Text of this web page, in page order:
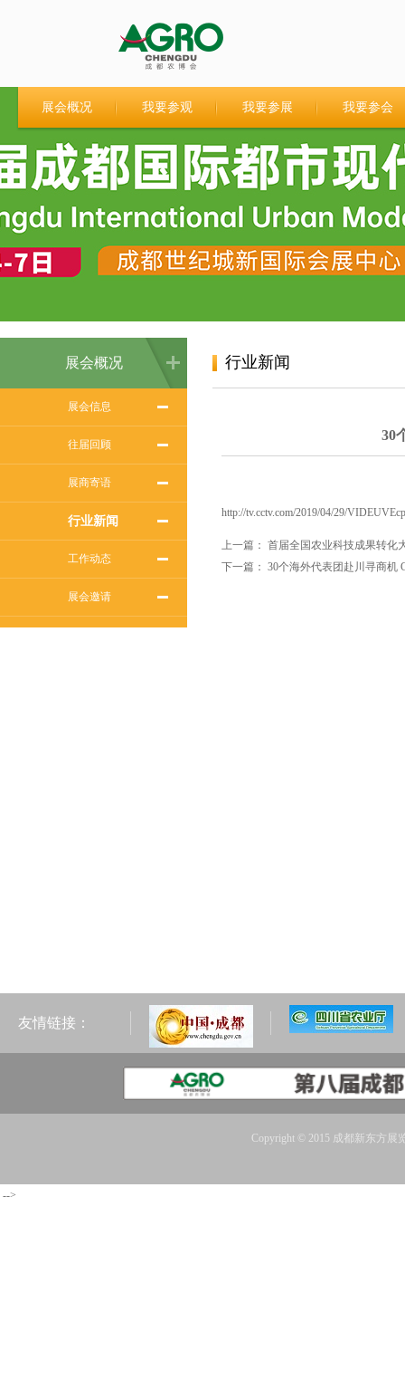
展会概况 我要参观 我要参展 我要参会
展会概况
展会信息
往届回顾
展商寄语
行业新闻
工作动态
展会邀请
行业新闻
30
http://tv.cctv.com/2019/04/29/
上一篇： 首届全国农业科技成果转化
下一篇： 30个海外代表团赴川寻商机
友情链接：
Copyright © 2015 成都新东方展
-->